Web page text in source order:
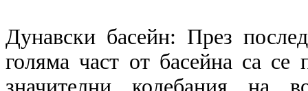
Дунавски басейн: През
голяма част от басейна са